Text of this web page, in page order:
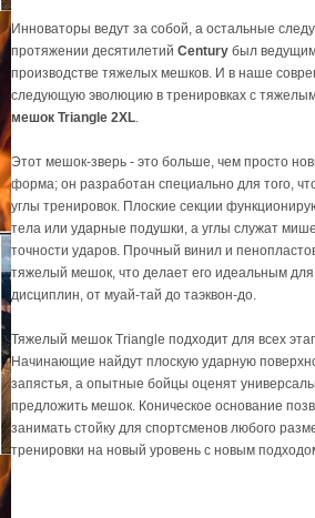
Инноваторы ведут за собой, а остальные
протяжении десятилетий Century был
производстве тяжелых мешков. И в наше
следующую эволюцию в тренировках с
мешок Triangle 2XL.
Этот мешок-зверь - это больше, чем просто
форма; он разработан специально для того,
углы тренировок. Плоские секции
тела или ударные подушки, а углы служат
точности ударов. Прочный винил и
тяжелый мешок, что делает его идеальным
дисциплин, от муай-тай до таэквон-до.
Тяжелый мешок Triangle подходит для всех
Начинающие найдут плоскую ударную
запястья, а опытные бойцы оценят
предложить мешок. Коническое основание
занимать стойку для спортсменов любого
тренировки на новый уровень с новым